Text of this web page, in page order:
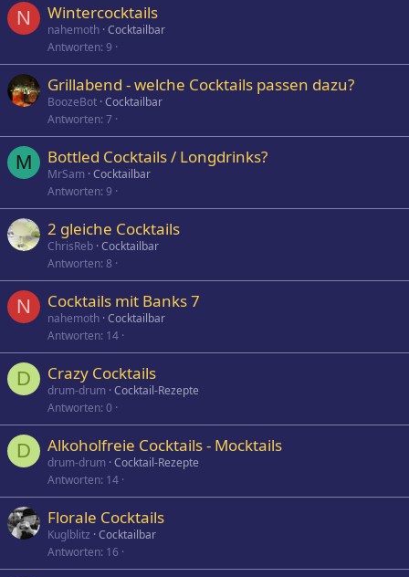
N Wintercocktails
nahemoth Cocktailbar
Antworten 9
Grillabend - welche Cocktails passen dazu?
BoozeBot Cocktailbar
Antworten 7
M Bottled Cocktails / Longdrinks?
MrSam Cocktailbar
Antworten 9
2 gleiche Cocktails
ChrisReb Cocktailbar
Antworten 8
N Cocktails mit Banks 7
nahemoth Cocktailbar
Antworten 14
D Crazy Cocktails
drum-drum Cocktail-Rezepte
Antworten 0
D Alkoholfreie Cocktails - Mocktails
drum-drum Cocktail-Rezepte
Antworten 14
Florale Cocktails
Kuglblitz Cocktailbar
Antworten 16